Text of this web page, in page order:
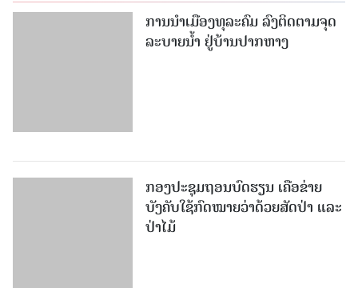
ການນໍາເມືອງທຸລະຄົມ ລົງຕິດຕາມຈຸດ
ລະບາຍນໍ້າ ຢູ່ບ້ານປາກຫາງ
ກອງປະຊຸມຖອນບົດຮຽນ ເຄືອຂ່າຍ
ບັງຄັບໃຊ້ກົດໝາຍວ່າດ້ວຍສັດປ່າ ແລະ
ປ່າໄມ້